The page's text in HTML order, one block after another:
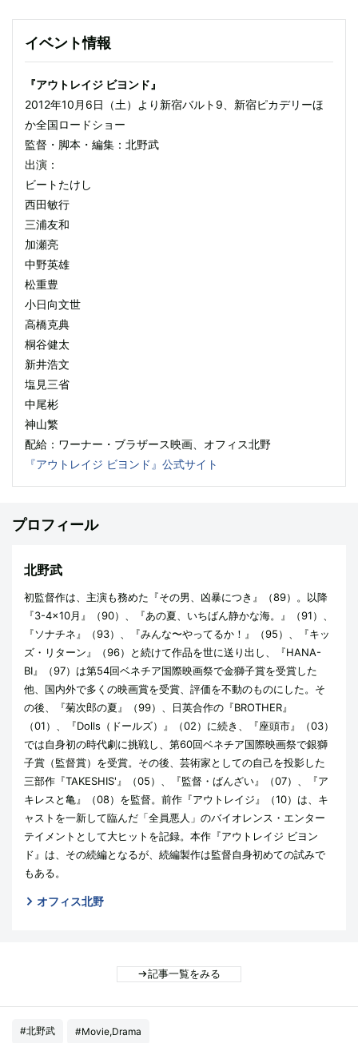
イベント情報
『アウトレイジ ビヨンド』
2012年10月6日（土）より新宿バルト9、新宿ピカデリーほ
か全国ロードショー
監督・脚本・編集：北野武
出演：
ビートたけし
西田敏行
三浦友和
加瀬亮
中野英雄
松重豊
小日向文世
高橋克典
桐谷健太
新井浩文
塩見三省
中尾彬
神山繁
配給：ワーナー・ブラザース映画、オフィス北野
『アウトレイジ ビヨンド』公式サイト
プロフィール
北野武
初監督作は、主演も務めた『その男、凶暴につき』（89）。以降
『3-4×10月』（90）、『あの夏、いちばん静かな海。』（91）、
『ソナチネ』（93）、『みんな〜やってるか！』（95）、『キッ
ズ・リターン』（96）と続けて作品を世に送り出し、『HANA-
BI』（97）は第54回ベネチア国際映画祭で金獅子賞を受賞した
他、国内外で多くの映画賞を受賞、評価を不動のものにした。そ
の後、『菊次郎の夏』（99）、日英合作の『BROTHER』
（01）、『Dolls（ドールズ）』（02）に続き、『座頭市』（03）
では自身初の時代劇に挑戦し、第60回ベネチア国際映画祭で銀獅
子賞（監督賞）を受賞。その後、芸術家としての自己を投影した
三部作『TAKESHIS'』（05）、『監督・ばんざい』（07）、『ア
キレスと亀』（08）を監督。前作『アウトレイジ』（10）は、キ
ャストを一新して臨んだ「全員悪人」のバイオレンス・エンター
テイメントとして大ヒットを記録。本作『アウトレイジ ビヨン
ド』は、その続編となるが、続編製作は監督自身初めての試みで
もある。
オフィス北野
記事一覧をみる
#北野武 #Movie,Drama